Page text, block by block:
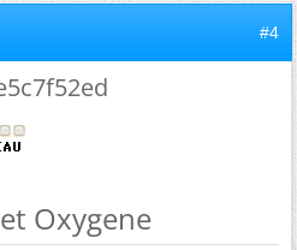
#4
Oxygene